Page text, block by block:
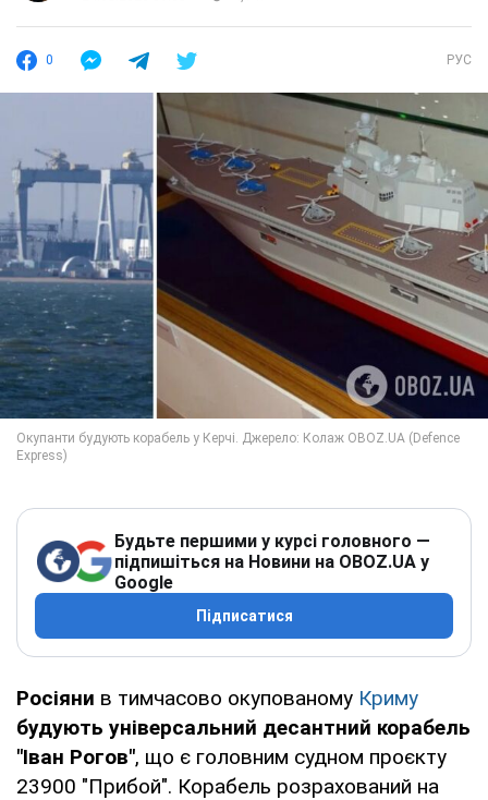
0 РУС
Будьте першими у курсі головного —
підпишіться на Новини на OBOZ.UA у
Google
Підписатися
Росіяни в тимчасово окупованому Криму
будують універсальний десантний корабель
"Іван Рогов", що є головним судном проєкту
23900 "Прибой". Корабель розрахований на